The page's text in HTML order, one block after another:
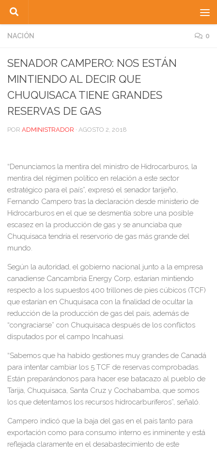
Saltar al contenido
NACIÓN 0
SENADOR CAMPERO: NOS ESTÁN
MINTIENDO AL DECIR QUE
CHUQUISACA TIENE GRANDES
RESERVAS DE GAS
POR ADMINISTRADOR · AGOSTO 2, 2018
“Denunciamos la mentira del ministro de Hidrocarburos, la
mentira del régimen político en relación a este sector
estratégico para el país”, expresó el senador tarijeño,
Fernando Campero tras la declaración desde ministerio de
Hidrocarburos en el que se desmentía sobre una posible
escasez en la producción de gas y se anunciaba que
Chuquisaca tendría el reservorio de gas más grande del
mundo.
Según la autoridad, el gobierno nacional junto a la empresa
canadiense Cancambria Energy Corp, estarían mintiendo
respecto a los supuestos 400 trillones de pies cúbicos (TCF)
que estarían en Chuquisaca con la finalidad de ocultar la
reducción de la producción de gas del país, además de
“congraciarse” con Chuquisaca después de los conflictos
disputados por el campo Incahuasi.
“Sabemos que ha habido gestiones muy grandes de Canadá
para intentar cambiar los 5 TCF de reservas comprobadas.
Están preparándonos para hacer ese batacazo al pueblo de
Tarija, Chuquisaca, Santa Cruz y Cochabamba, que somos
los que detentamos los recursos hidrocarburíferos”, señaló.
Campero indicó que la baja del gas en el país tanto para
exportación como para consumo interno es inminente y está
reflejada claramente en el desabastecimiento de este